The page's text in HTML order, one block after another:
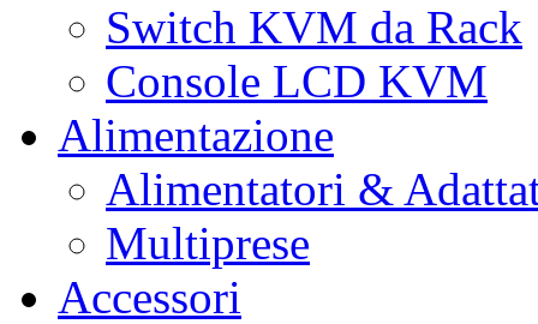
Switch KVM da Rack
Console LCD KVM
Alimentazione
Alimentatori &
Multiprese
Accessori